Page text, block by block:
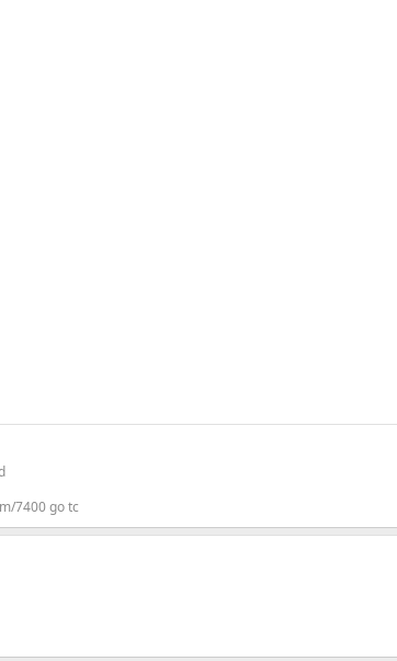
7400 go tc